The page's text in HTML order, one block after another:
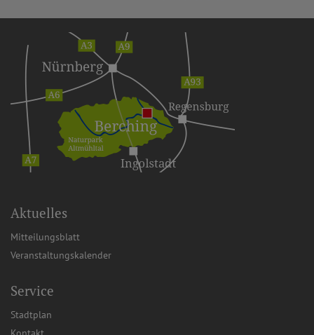
Aktuelles
Mitteilungsblatt
Veranstaltungskalender
Service
Stadtplan